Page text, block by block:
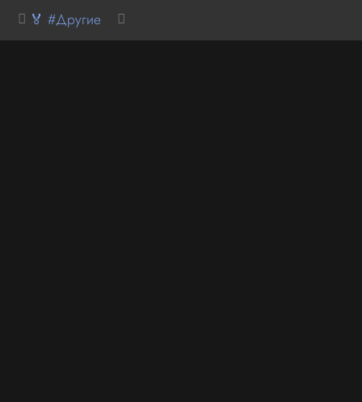
🏅 #Другие